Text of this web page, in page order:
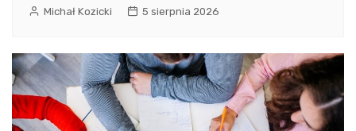
Michał Kozicki 5 sierpnia 2026